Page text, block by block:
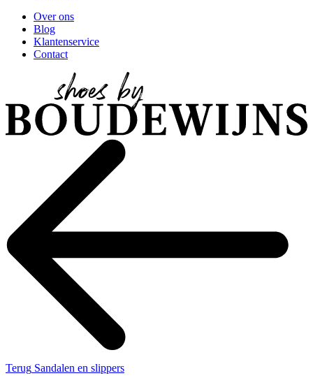
Over ons
Blog
Klantenservice
Contact
Terug Sandalen en slippers